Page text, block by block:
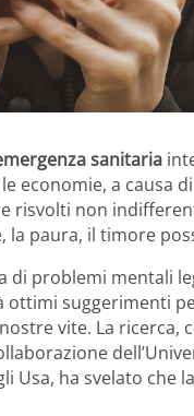
sanitaria
economie, a causa
risvolti non
paura, il timore
di problemi mentali
suggerimenti
vite. La ricerca,
Usa, ha svelato che